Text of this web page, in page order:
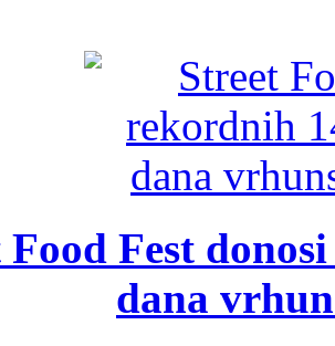
Food Fest
dana